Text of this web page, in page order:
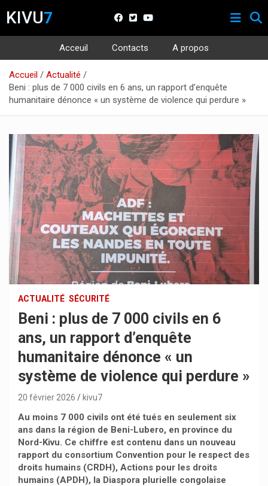
KIVU7
Acceuil Contacts
A propos
contenu
Accueil
Actualité
Beni : plus de 7 000 civils en 6 ans, un rapport d’enquête
humanitaire dénonce « un système de violence qui perdure »
ACTUALITÉ SÉCURITÉ
Beni : plus de 7 000 civils en 6
ans, un rapport d’enquête
humanitaire dénonce « un
système de violence qui perdure »
20 février 2026 kivu7
Au moins 7 000 civils ont été tués en seulement six
ans dans la région de Beni-Lubero, en province du
Nord-Kivu. Ce chiffre est contenu dans un nouveau
rapport du consortium Convention pour le respect des
droits humains (CRDH), Actions pour les droits
humains (APDH), la Diaspora plurielle congolaise